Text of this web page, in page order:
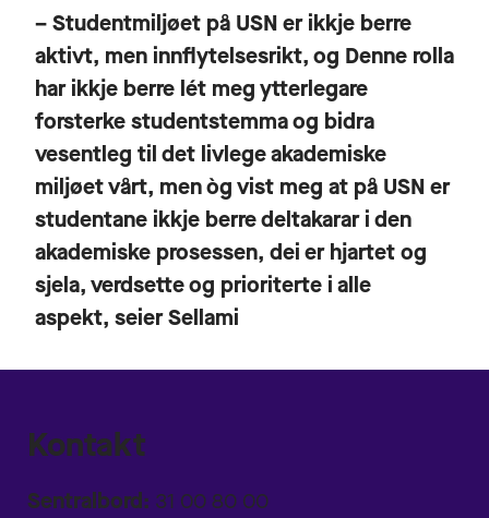
– Studentmiljøet på USN er ikkje berre
aktivt, men innflytelsesrikt, og Denne rolla
har ikkje berre lét meg ytterlegare
forsterke studentstemma og bidra
vesentleg til det livlege akademiske
miljøet vårt, men òg vist meg at på USN er
studentane ikkje berre deltakarar i den
akademiske prosessen, dei er hjartet og
sjela, verdsette og prioriterte i alle
aspekt, seier Sellami
Kontakt
Sentralbord: 31 00 80 00